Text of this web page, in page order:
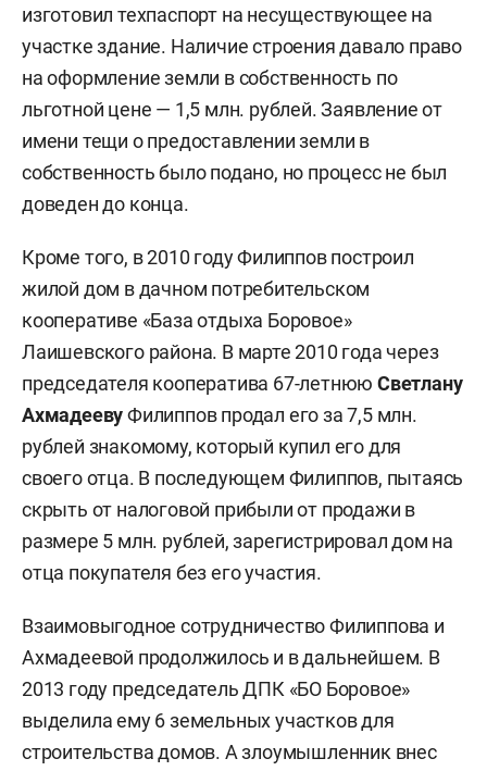
изготовил техпаспорт на несуществующее на
участке здание. Наличие строения давало право
на оформление земли в собственность по
льготной цене — 1,5 млн. рублей. Заявление от
имени тещи о предоставлении земли в
собственность было подано, но процесс не был
доведен до конца.
Кроме того, в 2010 году Филиппов построил
жилой дом в дачном потребительском
кооперативе «База отдыха Боровое»
Лаишевского района. В марте 2010 года через
председателя кооператива 67-летнюю Светлану
АхмадеевуФилиппов продал его за 7,5 млн.
рублей знакомому, который купил его для
своего отца. В последующем Филиппов, пытаясь
скрыть от налоговой прибыли от продажи в
размере 5 млн. рублей, зарегистрировал дом на
отца покупателя без его участия.
Взаимовыгодное сотрудничество Филиппова и
Ахмадеевой продолжилось и в дальнейшем. В
2013 году председатель ДПК «БО Боровое»
выделила ему 6 земельных участков для
строительства домов. А злоумышленник внес